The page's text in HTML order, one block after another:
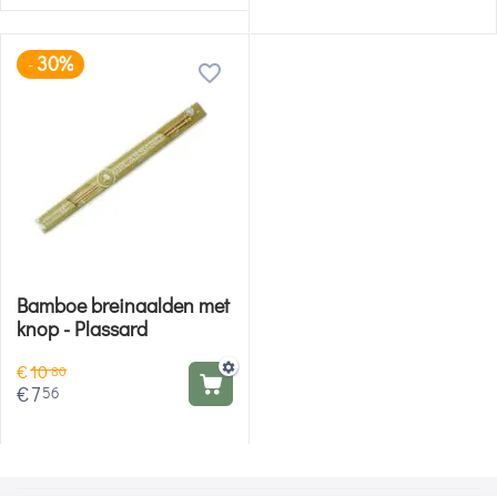
-30%
Bamboe breinaalden met
knop - Plassard
€1080
€7 56